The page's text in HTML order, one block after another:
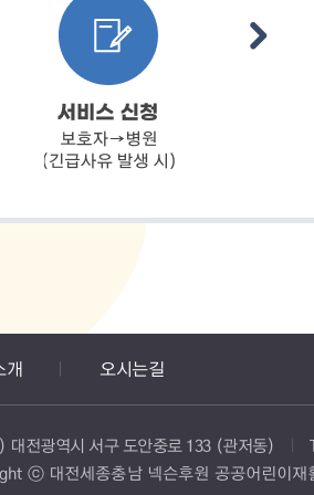
개 오시는길
대전광역시 서구 도안중로 133 (관저동)
ⓒ 대전세종충남 넥슨후원 공공어린이재